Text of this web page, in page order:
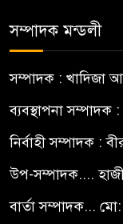
সম্পাদক মন্ডলী
সম্পাদক : খাদিজা
ব্যবস্থাপনা
নির্বাহী সম্পাদক :
উপ-সম্পাদক....
বার্তা সম্পাদক...